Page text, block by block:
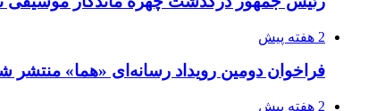
2 هفته پیش
فراخوان دومین رویداد رسانه‌ای «هما» منتشر
2 هفته پیش